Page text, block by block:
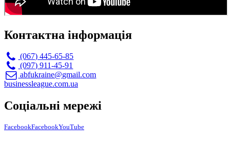
Контактна інформація
(067) 445-65-85
(097) 911-45-91
abfukraine@gmail.com
businessleague.com.ua
Соціальні мережі
FacebookFacebookYouTube